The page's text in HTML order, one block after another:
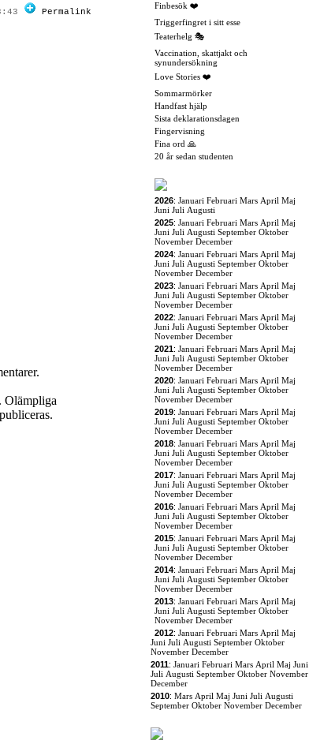
Permalink
Olämpliga
Finbesök ❤️
Triggerfingret i sitt esse
Teaterhelg 🎭
Vaccination, skattjakt och
synundersökning
Love Stories ❤️
Sommarmörker
Handfast hjälp
Sista deklarationsdagen
Fingervisning
Fina ord 🙏
20 år sedan studenten
2026: Januari Februari Mars April Maj
Juni Juli Augusti
2025: Januari Februari Mars April Maj
Juni Juli Augusti September Oktober
November December
2024: Januari Februari Mars April Maj
Juni Juli Augusti September Oktober
November December
2023: Januari Februari Mars April Maj
Juni Juli Augusti September Oktober
November December
2022: Januari Februari Mars April Maj
Juni Juli Augusti September Oktober
November December
2021: Januari Februari Mars April Maj
Juni Juli Augusti September Oktober
November December
2020: Januari Februari Mars April Maj
Juni Juli Augusti September Oktober
November December
2019: Januari Februari Mars April Maj
Juni Juli Augusti September Oktober
November December
2018: Januari Februari Mars April Maj
Juni Juli Augusti September Oktober
November December
2017: Januari Februari Mars April Maj
Juni Juli Augusti September Oktober
November December
2016: Januari Februari Mars April Maj
Juni Juli Augusti September Oktober
November December
2015: Januari Februari Mars April Maj
Juni Juli Augusti September Oktober
November December
2014: Januari Februari Mars April Maj
Juni Juli Augusti September Oktober
November December
2013: Januari Februari Mars April Maj
Juni Juli Augusti September Oktober
November December
2012: Januari Februari Mars April Maj
Juni Juli Augusti September Oktober
November December
2011: Januari Februari Mars April Maj Juni
Juli Augusti September Oktober November
December
2010: Mars April Maj Juni Juli Augusti
September Oktober November December